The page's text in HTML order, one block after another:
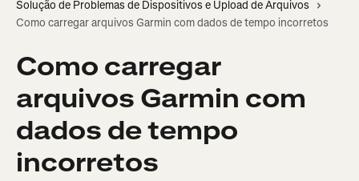
Solução de Problemas de Dispositivos e Upload de Arquivos
Como carregar arquivos Garmin com dados de tempo incorretos
Como carregar
arquivos Garmin com
dados de tempo
incorretos